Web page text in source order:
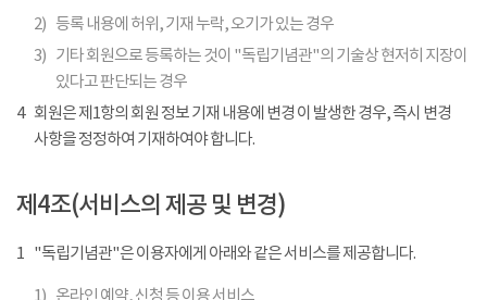
2) 등록 내용에 허위, 기재 누락, 오기가 있는 경우
3) 기타 회원으로 등록하는 것이 "독립기념관"의 기술상 현저히 지장이
있다고 판단되는 경우
4
회원은 제1항의 회원 정보 기재 내용에 변경 이 발생한 경우, 즉시 변경
사항을 정정하여 기재하여야 합니다.
제4조(서비스의 제공 및 변경)
1 "독립기념관"은 이용자에게 아래와 같은 서비스를 제공합니다.
1) 온라인 예약, 신청 등 이용 서비스